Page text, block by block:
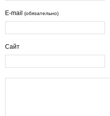
E-mail (обязательно)
Сайт